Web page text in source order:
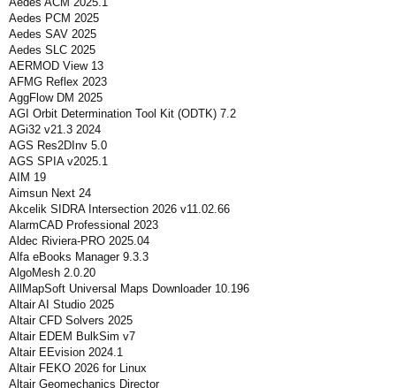
Aedes PCM 2025
Aedes SAV 2025
Aedes SLC 2025
AERMOD View 13
AFMG Reflex 2023
AggFlow DM 2025
AGI Orbit Determination Tool Kit (ODTK) 7.2
AGi32 v21.3 2024
AGS Res2DInv 5.0
AGS SPIA v2025.1
AIM 19
Aimsun Next 24
Akcelik SIDRA Intersection 2026 v11.02.66
AlarmCAD Professional 2023
Aldec Riviera-PRO 2025.04
Alfa eBooks Manager 9.3.3
AlgoMesh 2.0.20
AllMapSoft Universal Maps Downloader 10.196
Altair AI Studio 2025
Altair CFD Solvers 2025
Altair EDEM BulkSim v7
Altair EEvision 2024.1
Altair FEKO 2026 for Linux
Altair Geomechanics Director